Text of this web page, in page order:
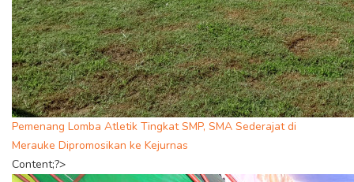
Pemenang Lomba Atletik Tingkat SMP, SMA Sederajat di
Merauke Dipromosikan ke Kejurnas
Content;?>